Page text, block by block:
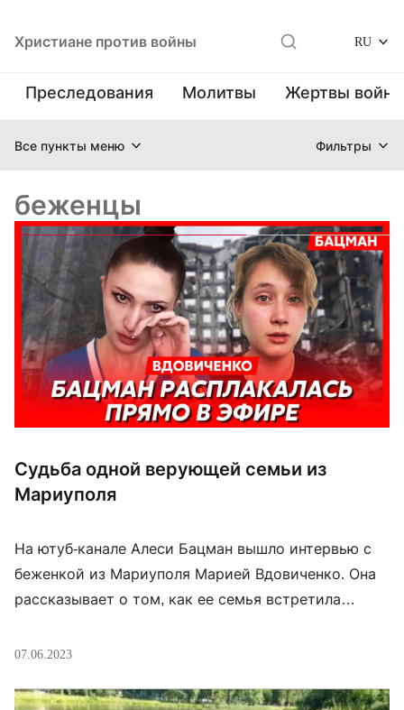
Христиане против войны RU
Преследования Молитвы Жертвы
Все пункты меню Фильтры
беженцы
Судьба одной верующей семьи из
Мариуполя
На ютуб-канале Алеси Бацман вышло интервью с
беженкой из Мариуполя Марией Вдовиченко. Она
рассказывает о том, как ее семья встретила
вторжение России одиннадцатиклассницей. Она
Могилы, играла на бандуре там. Её мать
07.06.2023